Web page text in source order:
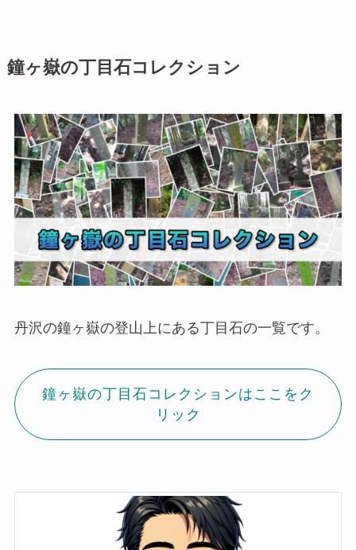
鐘ヶ嶽の丁目石コレクション
丹沢の鐘ヶ嶽の登山上にある丁目石の一覧です。
鐘ヶ嶽の丁目石コレクションはここをク
リック